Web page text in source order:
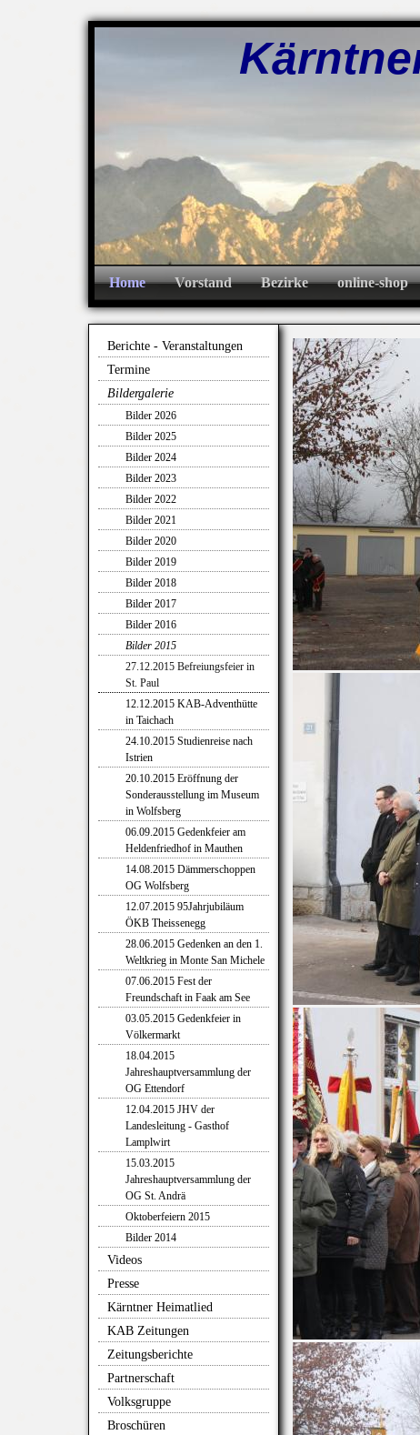
Kärntner
Home Vorstand Bezirke online-shop
Berichte - Veranstaltungen
Termine
Bildergalerie
Bilder 2026
Bilder 2025
Bilder 2024
Bilder 2023
Bilder 2022
Bilder 2021
Bilder 2020
Bilder 2019
Bilder 2018
Bilder 2017
Bilder 2016
Bilder 2015
27.12.2015 Befreiungsfeier in
St. Paul
12.12.2015 KAB-Adventhütte
in Taichach
24.10.2015 Studienreise nach
Istrien
20.10.2015 Eröffnung der
Sonderausstellung im Museum
in Wolfsberg
06.09.2015 Gedenkfeier am
Heldenfriedhof in Mauthen
14.08.2015 Dämmerschoppen
OG Wolfsberg
12.07.2015 95Jahrjubiläum
ÖKB Theissenegg
28.06.2015 Gedenken an den 1.
Weltkrieg in Monte San Michele
07.06.2015 Fest der
Freundschaft in Faak am See
03.05.2015 Gedenkfeier in
Völkermarkt
18.04.2015
Jahreshauptversammlung der
OG Ettendorf
12.04.2015 JHV der
Landesleitung - Gasthof
Lamplwirt
15.03.2015
Jahreshauptversammlung der
OG St. Andrä
Oktoberfeiern 2015
Bilder 2014
Videos
Presse
Kärntner Heimatlied
KAB Zeitungen
Zeitungsberichte
Partnerschaft
Volksgruppe
Broschüren